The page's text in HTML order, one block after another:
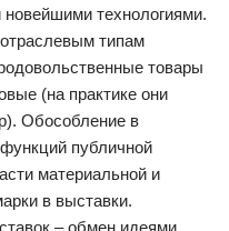
технологиями.
типам
товары
(на практике они
Обособление в
публичной
материальной и
в выставки.
– обмен идеями,